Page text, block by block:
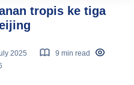
tropis ke tiga
2025
9 min read